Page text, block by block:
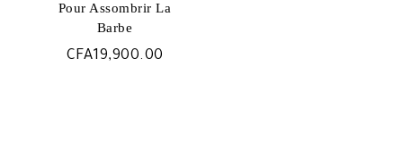
Pour Assombrir La
Barbe
CFA19,900.00